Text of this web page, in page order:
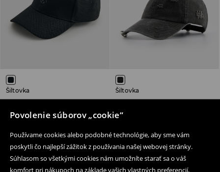
Povolenie súborov „cookie“
Používame cookies alebo podobné technológie, aby sme vám
poskytli čo najlepší zážitok z používania našej webovej stránky.
Súhlasom so všetkými cookies nám umožníte starať sa o váš
komfort pri nákupoch na základe vašich vlastných preferencií,
Šiltovka
12,99 EUR
Šiltovka
12,99 EUR
Následujte nás